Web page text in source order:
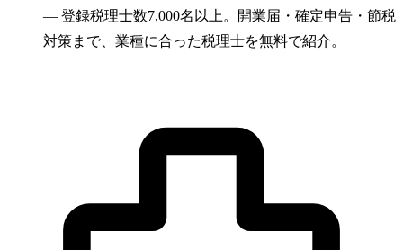
— 登録税理士数7,000名以上。開業届・確定申告・節税
対策まで、業種に合った税理士を無料で紹介。